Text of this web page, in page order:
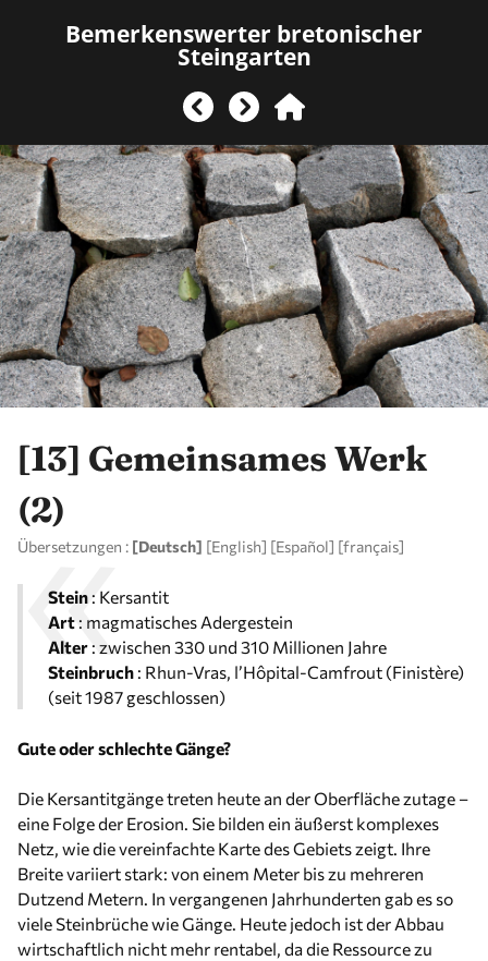
Bemerkenswerter bretonischer
Steingarten
[13] Gemeinsames Werk
(2)
Übersetzungen : [Deutsch] [English] [Español] [français]
Stein: Kersantit
Art: magmatisches Adergestein
Alter : zwischen 330 und 310 Millionen Jahre
Steinbruch : Rhun-Vras, l’Hôpital-Camfrout (Finistère)
(seit 1987 geschlossen)
Gute oder schlechte Gänge?
Die Kersantitgänge treten heute an der Oberfläche zutage –
eine Folge der Erosion. Sie bilden ein äußerst komplexes
Netz, wie die vereinfachte Karte des Gebiets zeigt. Ihre
Breite variiert stark: von einem Meter bis zu mehreren
Dutzend Metern. In vergangenen Jahrhunderten gab es so
viele Steinbrüche wie Gänge. Heute jedoch ist der Abbau
wirtschaftlich nicht mehr rentabel, da die Ressource zu